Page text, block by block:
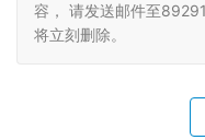
容， 请发送邮件至
将立刻删除。